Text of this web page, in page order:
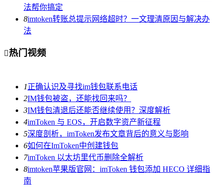
法帮你搞定
8imtoken转账总提示网络超时？一文理清原因与解决办
法
热门视频
1正确认识及寻找im钱包联系电话
2IM钱包被盗，还能找回来吗？
3IM钱包清退后还能否继续使用？深度解析
4imToken 与 EOS，开启数字资产新征程
5深度剖析，imToken发布文章背后的意义与影响
6如何在ImToken中创建钱包
7imToken 以太坊里代币删除全解析
8imtoken苹果版官网：imToken 钱包添加 HECO 详细指
南